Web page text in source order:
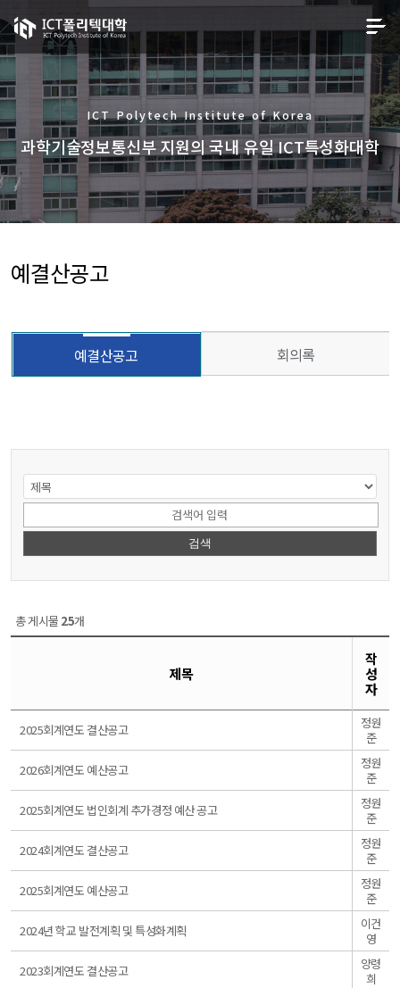
ICT Polytech Institute of Korea
과학기술정보통신부 지원의 국내 유일 ICT특성화대학
예결산공고
예결산공고 회의록
검색
총 게시물 25개
제목
작
성
자
일
2025회계연도 결산공고
정원
준
일
2026회계연도 예산공고
정원
준
일
2025회계연도 법인회계 추가경정 예산 공고
정원
준
일
2024회계연도 결산공고
정원
준
일
2025회계연도 예산공고
정원
준
일
2024년 학교 발전계획 및 특성화계획
이건
영
일
2023회계연도 결산공고
양령
희